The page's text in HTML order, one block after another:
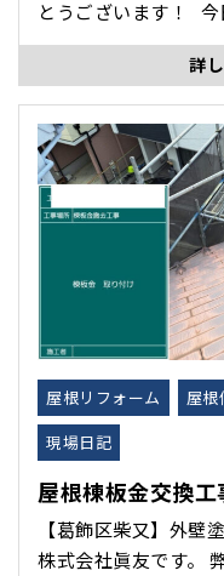
とうございます！ 今日から９月に入りました！ 都内で
は、変わらず厳しい暑さ
ている猛暑の疲れが出
体調に気をつけてく
が･･･
詳
屋根リフォーム 屋根
現場日記
屋根棟板金交換
【葛飾区柴又】外壁
株式会社眞友です。 弊社ブログをご覧いただきありが